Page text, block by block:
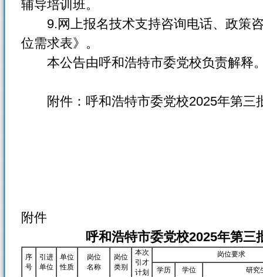
辅导培训班。
9.网上报名技术支持咨询电话、政策咨
位需求表》。
本公告由呼和浩特市委党校负责解释
附件：呼和浩特市委党校2025年第三
附件
呼和浩特市委党校2025年第三
序
号
引进
单位
单位
性质
岗位
名称
岗位
类别
本次
引才
计划
岗位要求
学历
学位 研究